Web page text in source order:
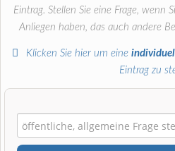
Eintrag. Stellen Sie eine Frage, wenn
Anliegen haben, das auch andere
Klicken Sie hier um eine
Eintrag zu